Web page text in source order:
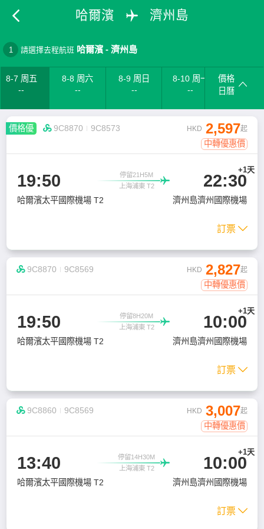
哈爾濱 濟州島
1 請選擇去程航班 哈爾濱 -濟州島
8-7 周五
--
8-8 周六
--
8-9 周日
--
8-10 周一
--
價格
日曆
價格優  9C8870 9C8573 HKD 2,597起
中轉優惠價
19:50 停留21H5M

上海浦東 T2 22:30
+1天
哈爾濱太平國際機場 T2 濟州島濟州國際機場
訂票 
 9C8870 9C8569 HKD 2,827起
中轉優惠價
19:50 停留8H20M

上海浦東 T2 10:00
+1天
哈爾濱太平國際機場 T2 濟州島濟州國際機場
訂票 
 9C8860 9C8569 HKD 3,007起
中轉優惠價
13:40 停留14H30M

上海浦東 T2 10:00
+1天
哈爾濱太平國際機場 T2 濟州島濟州國際機場
訂票 